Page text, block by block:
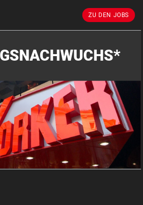
ZU DEN JOBS